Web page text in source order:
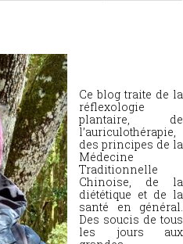
Ce blog traite de la
réflexologie
plantaire, de
l’auriculothérapie,
des principes de la
Médecine
Traditionnelle
Chinoise, de la
diététique et de la
santé en général.
Des soucis de tous
les jours aux